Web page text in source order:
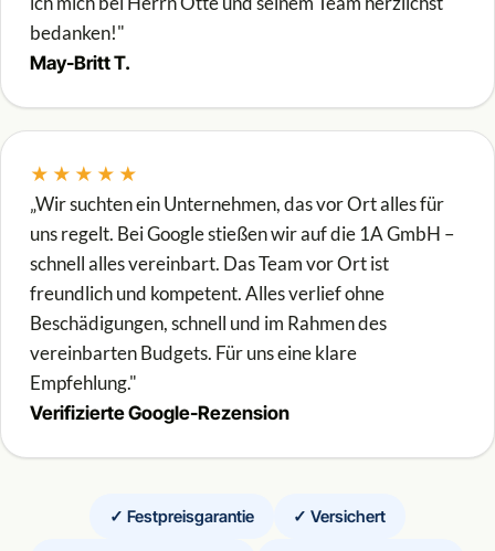
bedanken!"
May-Britt T.
★★★★★
„Wir suchten ein Unternehmen, das vor Ort alles für
uns regelt. Bei Google stießen wir auf die 1A GmbH –
schnell alles vereinbart. Das Team vor Ort ist
freundlich und kompetent. Alles verlief ohne
Beschädigungen, schnell und im Rahmen des
vereinbarten Budgets. Für uns eine klare
Empfehlung."
Verifizierte Google-Rezension
✓ Festpreisgarantie ✓ Versichert